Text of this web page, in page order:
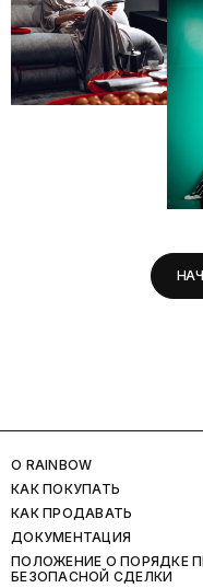
O RAINBOW
КАК ПОКУПАТЬ
КАК ПРОДАВАТЬ
ДОКУМЕНТАЦИЯ
ПОЛОЖЕНИЕ О ПОРЯДКЕ
БЕЗОПАСНОЙ СДЕЛКИ